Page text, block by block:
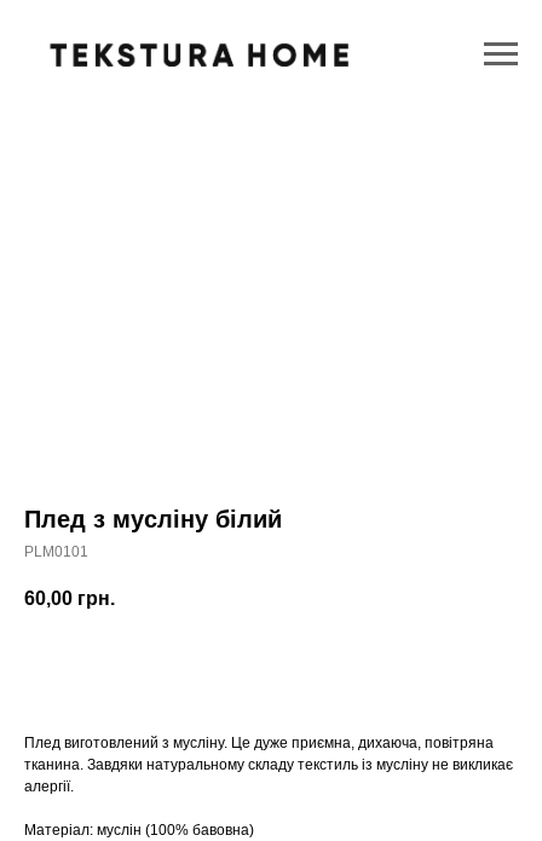
Плед з мусліну білий
PLM0101
60,00 грн.
Плед виготовлений з мусліну. Це дуже приємна, дихаюча, повітряна
тканина. Завдяки натуральному складу текстиль із мусліну не викликає
алергії.
Матеріал: муслін (100% бавовна)